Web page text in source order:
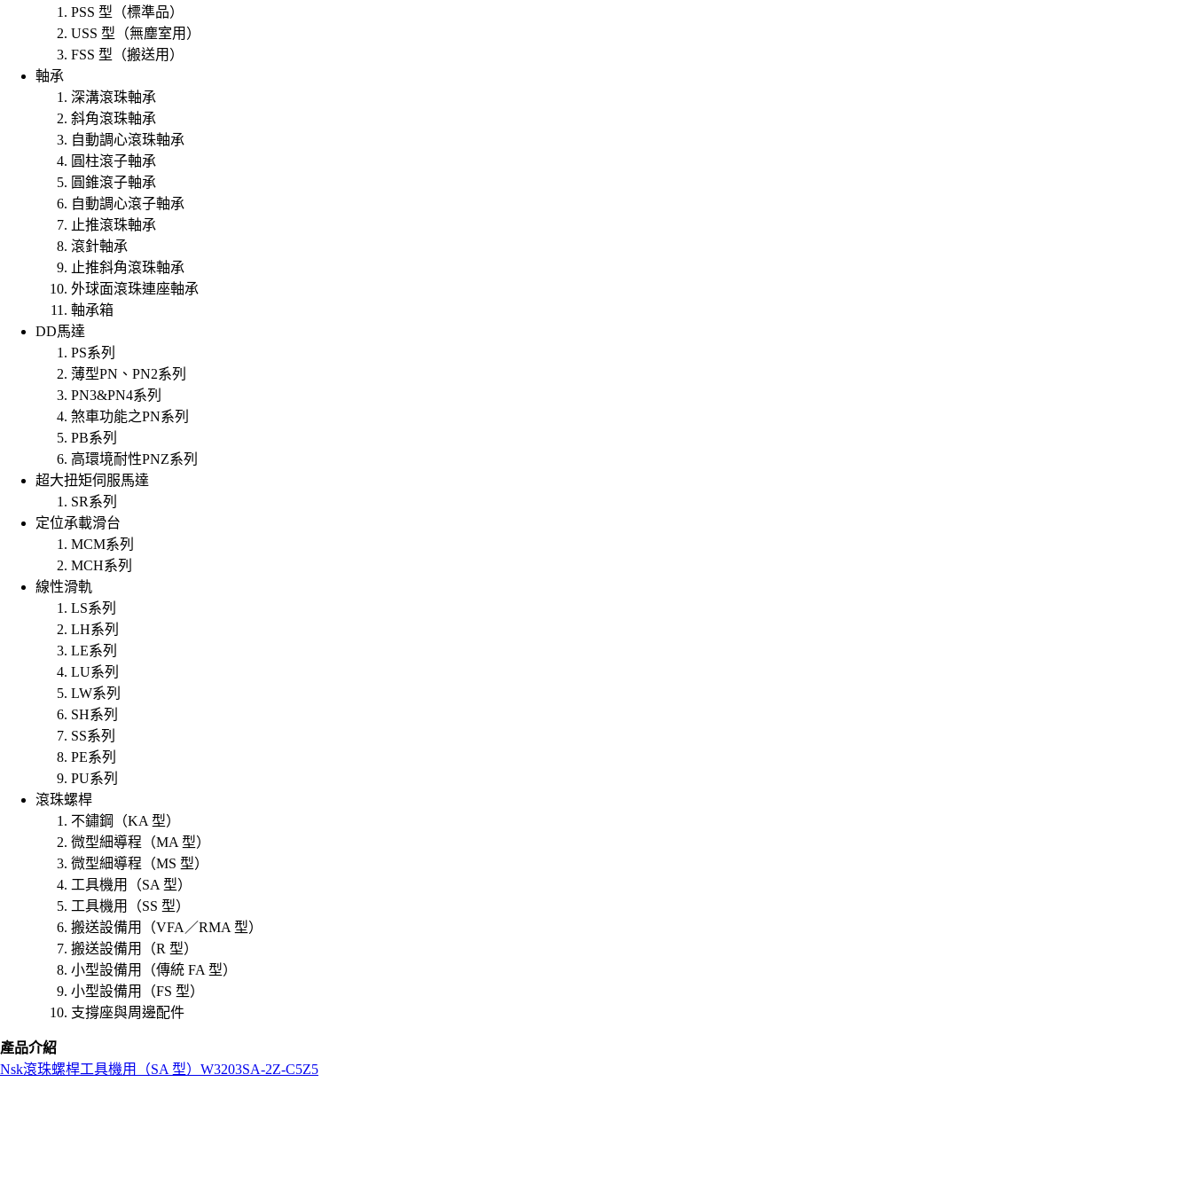
PSS 型（標準品）
USS 型（無塵室用）
FSS 型（搬送用）
軸承
深溝滾珠軸承
斜角滾珠軸承
自動調心滾珠軸承
圓柱滾子軸承
圓錐滾子軸承
自動調心滾子軸承
止推滾珠軸承
滾針軸承
止推斜角滾珠軸承
外球面滾珠連座軸承
軸承箱
DD馬達
PS系列
薄型PN、PN2系列
PN3&PN4系列
煞車功能之PN系列
PB系列
高環境耐性PNZ系列
超大扭矩伺服馬達
SR系列
定位承載滑台
MCM系列
MCH系列
線性滑軌
LS系列
LH系列
LE系列
LU系列
LW系列
SH系列
SS系列
PE系列
PU系列
滾珠螺桿
不鏽鋼（KA 型）
微型細導程（MA 型）
微型細導程（MS 型）
工具機用（SA 型）
工具機用（SS 型）
搬送設備用（VFA／RMA 型）
搬送設備用（R 型）
小型設備用（傳統 FA 型）
小型設備用（FS 型）
支撐座與周邊配件
產品介紹
Nsk滾珠螺桿工具機用（SA 型） W3203SA-2Z-C5Z5